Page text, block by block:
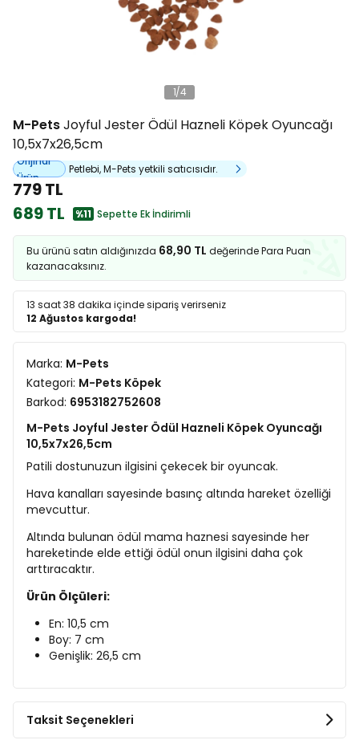
1/4
M-PetsJoyful Jester Ödül Hazneli Köpek Oyuncağı
10,5x7x26,5cm
Orijinal
Ürün
Petlebi, M-Pets yetkili satıcısıdır.
779 TL
689 TL
%11 Sepette Ek İndirimli
Bu ürünü satın aldığınızda 68,90 TL değerinde Para Puan
kazanacaksınız.
13 saat 38 dakika içinde sipariş verirseniz
12 Ağustos kargoda!
Marka: M-Pets
Kategori: M-Pets Köpek
Barkod: 6953182752608
M-Pets Joyful Jester Ödül Hazneli Köpek Oyuncağı
10,5x7x26,5cm
Patili dostunuzun ilgisini çekecek bir oyuncak.
Hava kanalları sayesinde basınç altında hareket özelliği
mevcuttur.
Altında bulunan ödül mama haznesi sayesinde her
hareketinde elde ettiği ödül onun ilgisini daha çok
arttıracaktır.
Ürün Ölçüleri:
En: 10,5 cm
Boy: 7 cm
Genişlik: 26,5 cm
Taksit Seçenekleri